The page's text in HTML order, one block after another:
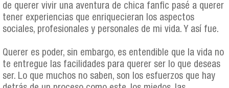
de querer vivir una aventura de chica fanfic pasé a querer
tener experiencias que enriquecieran los aspectos
sociales, profesionales y personales de mi vida. Y así fue.
Querer es poder, sin embargo, es entendible que la vida no
te entregue las facilidades para querer ser lo que deseas
ser. Lo que muchos no saben, son los esfuerzos que hay